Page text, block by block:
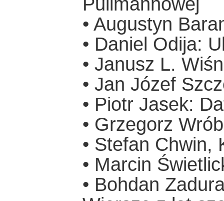
• Augustyn
• Daniel Odija:
• Janusz L.
• Jan Józef
• Piotr Jasek:
• Grzegorz
• Stefan Chwin,
• Marcin
• Bohdan